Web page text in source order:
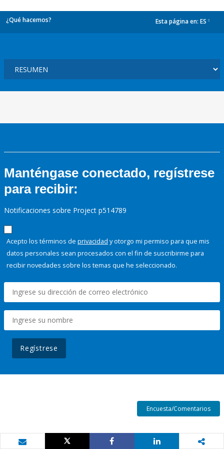
¿Qué hacemos? Esta página en: ES
Manténgase conectado, regístrese
para recibir:
Notificaciones sobre Project p514789
Acepto los términos de privacidad y otorgo mi permiso para que mis
datos personales sean procesados con el fin de suscribirme para
recibir novedades sobre los temas que he seleccionado.
Regístrese
Encuesta/Comentarios